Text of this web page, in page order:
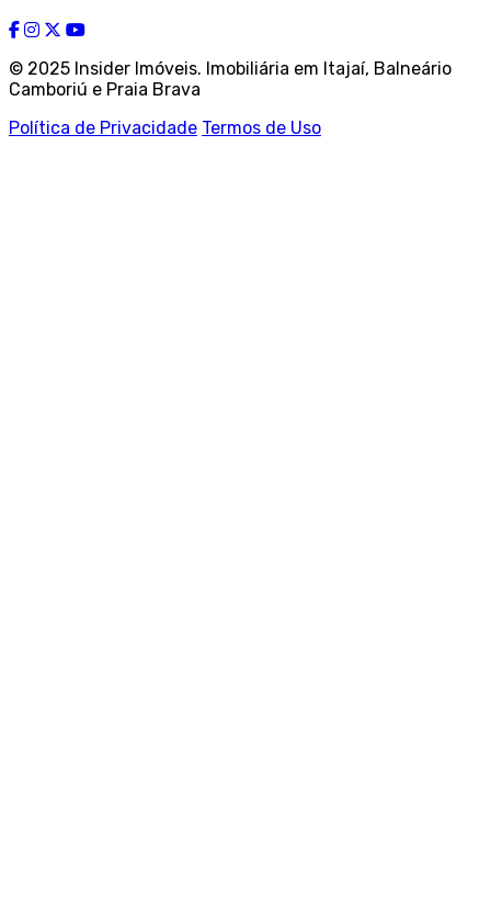
© 2025 Insider Imóveis. Imobiliária em Itajaí, Balneário
Camboriú e Praia Brava
Política de Privacidade Termos de Uso